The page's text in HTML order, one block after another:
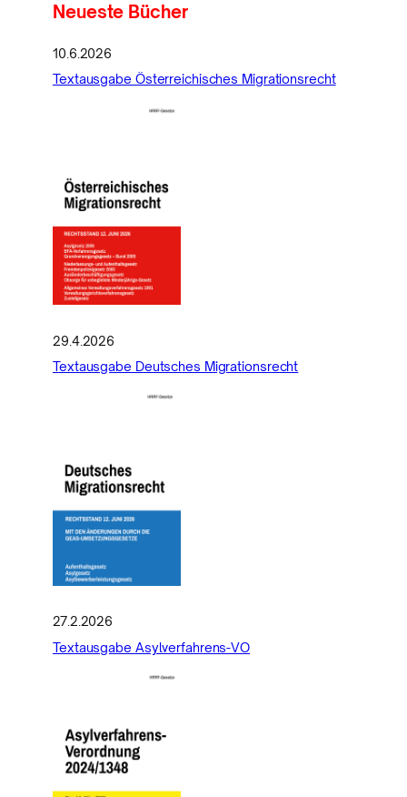
Neueste Bücher
10.6.2026
Textausgabe Österreichisches Migrationsrecht
29.4.2026
Textausgabe Deutsches Migrationsrecht
27.2.2026
Textausgabe Asylverfahrens-VO